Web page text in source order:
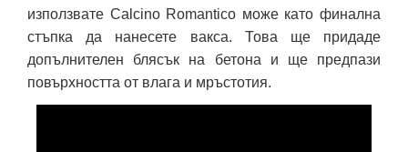
използвате Calcino Romantico може като финална
стъпка да нанесете вакса. Това ще придаде
допълнителен блясък на бетона и ще предпази
повърхността от влага и мръстотия.